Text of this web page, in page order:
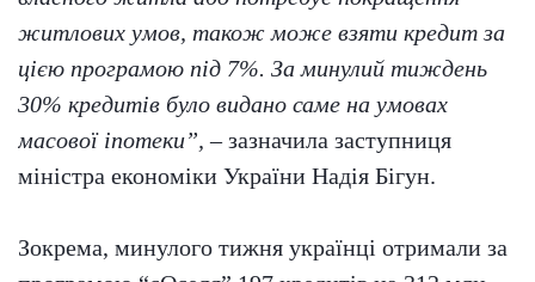
житлових умов, також може взяти кредит за
цією програмою під 7%. За минулий тиждень
30% кредитів було видано саме на умовах
масової іпотеки”, – зазначила заступниця
міністра економіки України Надія Бігун.
Зокрема, минулого тижня українці отримали за